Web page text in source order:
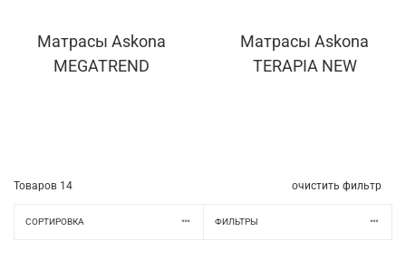
Матрасы Askona
MEGATREND
Матрасы Askona
TERAPIA NEW
Товаров 14 очистить фильтр
СОРТИРОВКА ФИЛЬТРЫ